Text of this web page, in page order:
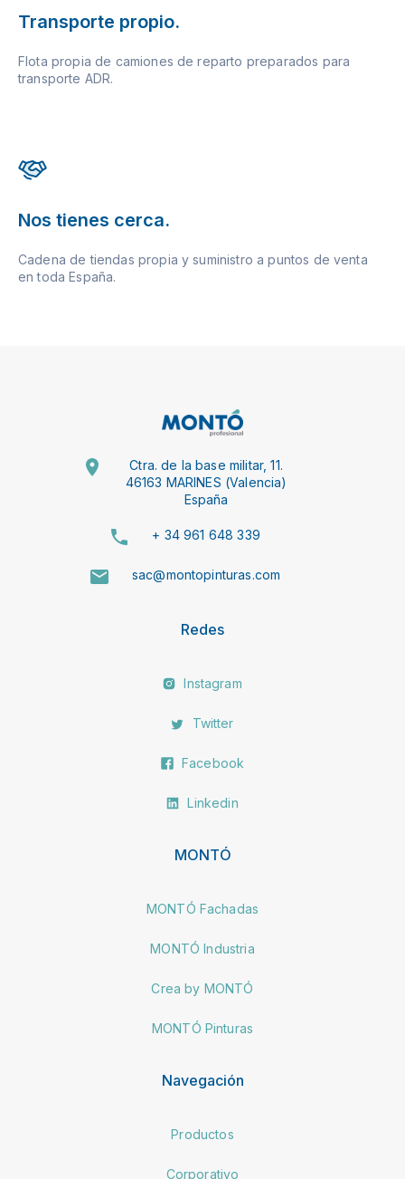
Transporte propio.
Flota propia de camiones de reparto preparados para
transporte ADR.
Nos tienes cerca.
Cadena de tiendas propia y suministro a puntos de venta
en toda España.
Ctra. de la base militar, 11.
46163 MARINES (Valencia)
España
+ 34 961 648 339
sac@montopinturas.com
Redes
Instagram
Twitter
Facebook
Linkedin
MONTÓ
MONTÓ Fachadas
MONTÓ Industria
Crea by MONTÓ
MONTÓ Pinturas
Navegación
Productos
Corporativo